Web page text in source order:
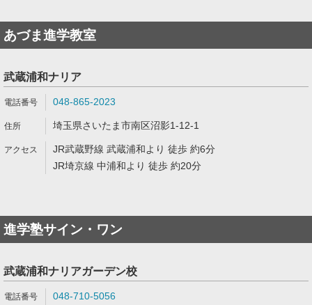
あづま進学教室
武蔵浦和ナリア
048-865-2023
埼玉県さいたま市南区沼影1-12-1
JR武蔵野線 武蔵浦和より 徒歩 約6分
JR埼京線 中浦和より 徒歩 約20分
進学塾サイン・ワン
武蔵浦和ナリアガーデン校
048-710-5056